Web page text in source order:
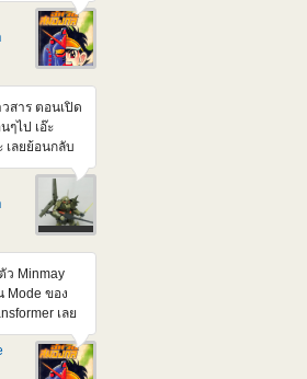
giros ที่คน
ละ
วสาร ตอนเปิด
ๆไป เอ๊ะ
เลยย้อนกลับ
หล่กลมสอง
วที่ควรจะ
ละ <a
ว Minmay
Mode ของ
เลย